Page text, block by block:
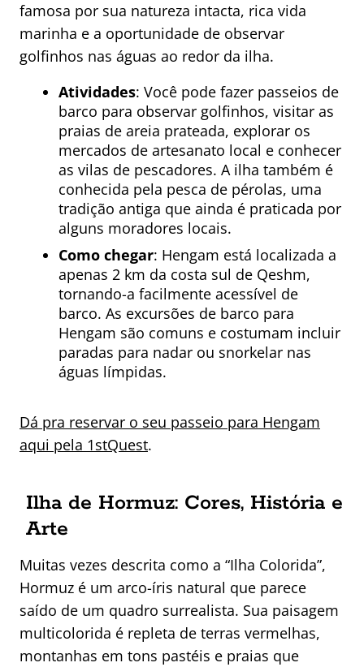
famosa por sua natureza intacta, rica vida
marinha e a oportunidade de observar
golfinhos nas águas ao redor da ilha.
Atividades: Você pode fazer passeios de
barco para observar golfinhos, visitar as
praias de areia prateada, explorar os
mercados de artesanato local e conhecer
as vilas de pescadores. A ilha também é
conhecida pela pesca de pérolas, uma
tradição antiga que ainda é praticada por
alguns moradores locais.
Como chegar: Hengam está localizada a
apenas 2 km da costa sul de Qeshm,
tornando-a facilmente acessível de
barco. As excursões de barco para
Hengam são comuns e costumam incluir
paradas para nadar ou snorkelar nas
águas límpidas.
Dá pra reservar o seu passeio para Hengam
aqui pela 1stQuest.
Ilha de Hormuz: Cores, História e
Arte
Muitas vezes descrita como a “Ilha Colorida”,
Hormuz é um arco-íris natural que parece
saído de um quadro surrealista. Sua paisagem
multicolorida é repleta de terras vermelhas,
montanhas em tons pastéis e praias que